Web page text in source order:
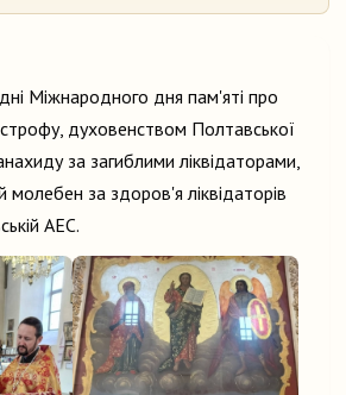
Міжнародного дня пам'яті про
духовенством Полтавської
за загиблими ліквідаторами,
молебен за здоров'я ліквідаторів
АЕС.